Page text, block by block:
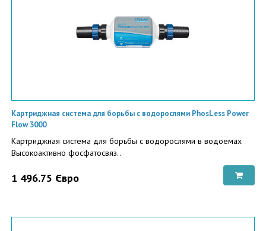
Картриджная система для борьбы с водорослями PhosLess Power
Flow 3000
Картриджная система для борьбы с водорослями в водоемах
Высокоактивно фосфатосвяз..
1 496.75 Євро